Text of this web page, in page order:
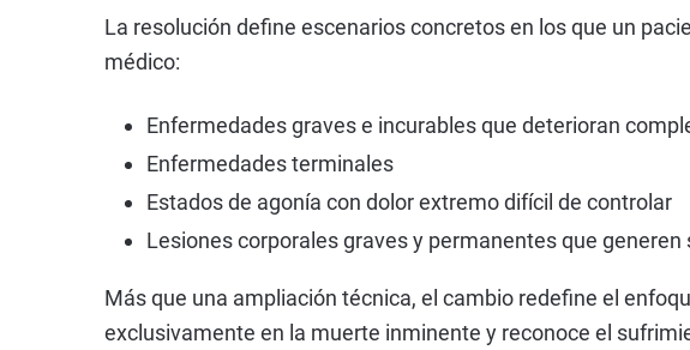
La resolución define escenarios concretos en los que un
médico:
Enfermedades graves e incurables que deterioran
Enfermedades terminales
Estados de agonía con dolor extremo difícil de controlar
Lesiones corporales graves y permanentes que
Más que una ampliación técnica, el cambio redefine el
exclusivamente en la muerte inminente y reconoce el